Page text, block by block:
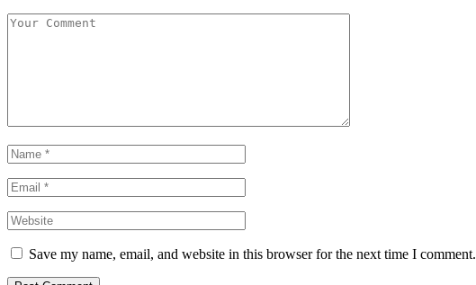
Save my name, email, and website in this browser for the next time I comment.